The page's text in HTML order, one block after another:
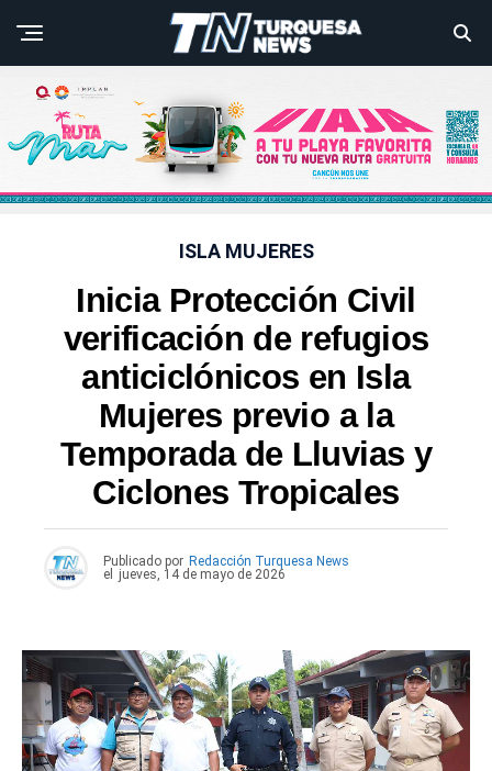
ISLA MUJERES
Inicia Protección Civil
verificación de refugios
anticiclónicos en Isla
Mujeres previo a la
Temporada de Lluvias y
Ciclones Tropicales
Publicado por Redacción Turquesa News
el
jueves, 14 de mayo de 2026